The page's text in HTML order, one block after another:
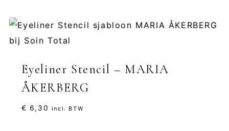
Eyeliner Stencil – MARIA
ÅKERBERG
€ 6,30 incl. BTW